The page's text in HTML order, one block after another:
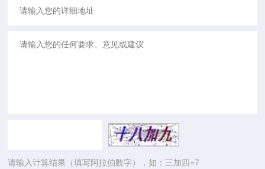
请输入计算结果（填写阿拉伯数字），如：三加四=7